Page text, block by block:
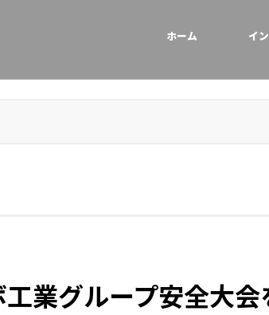
ホーム イ
業グループ安全大